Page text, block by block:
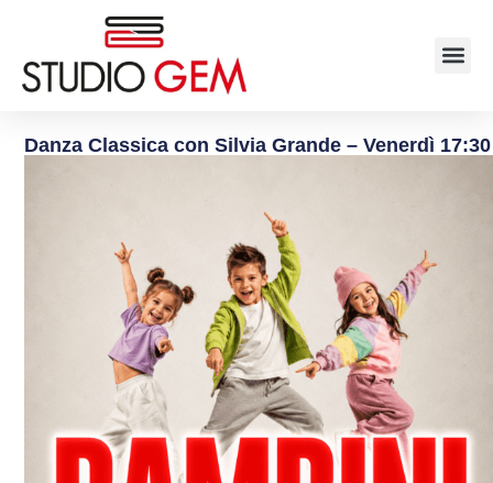
Danza Classica con Silvia Grande – Venerdì 17:30